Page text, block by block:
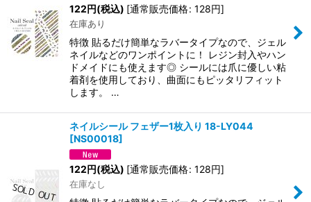
122円(税込) [通常販売価格: 128円]
在庫あり
特徴 貼るだけ簡単なラバータイプなので、ジェル
ネイルなどのワンポイントに！ レジン封入やハン
ドメイドにも使えます◎ シールには爪に優しい粘
着剤を使用しており、曲面にもピッタリフィット
します。 …
ネイルシール フェザー1枚入り 18-LY044
[NS00018]
122円(税込) [通常販売価格: 128円]
在庫なし